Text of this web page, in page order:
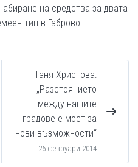
на средства за двата
тип в Габрово.
Таня Христова:
„Разстоянието
между нашите
градове е мост за
нови възможности“
26 февруари 2014